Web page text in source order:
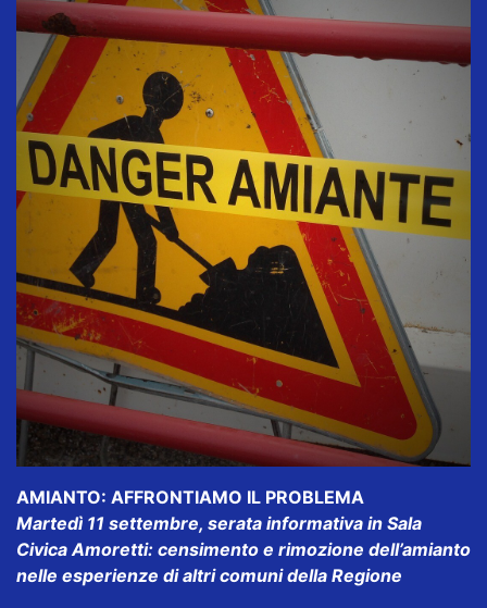
AMIANTO: AFFRONTIAMO IL PROBLEMA
Martedì 11 settembre, serata informativa in Sala
Civica Amoretti: censimento e rimozione dell’amianto
nelle esperienze di altri comuni della Regione